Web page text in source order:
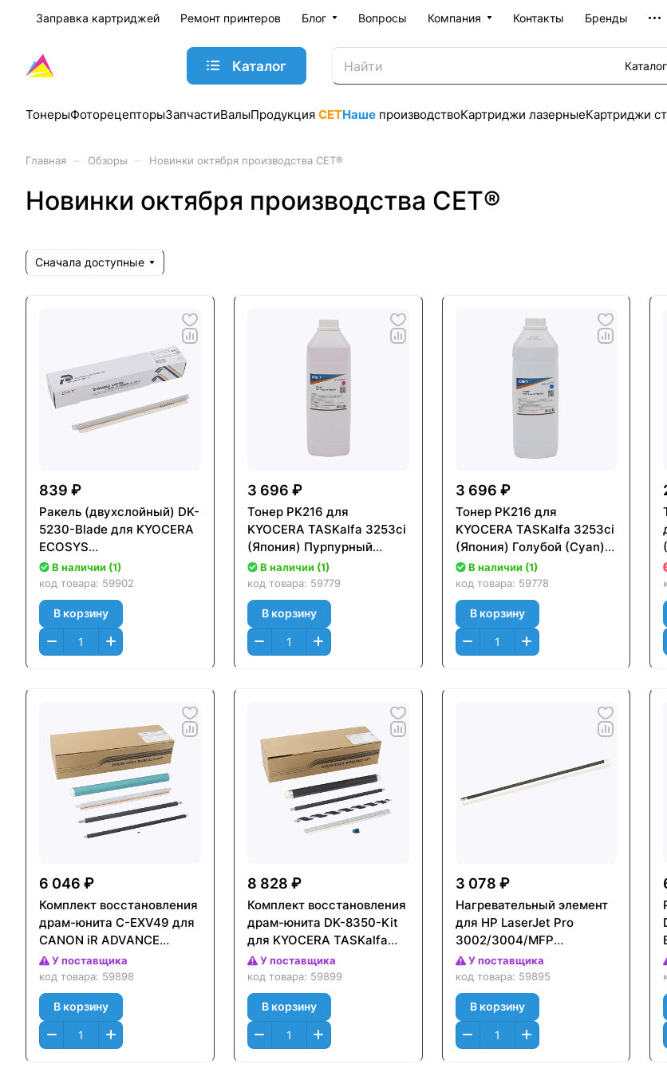
Заправка картриджей Ремонт принтеров Блог Вопросы Компания Контакты Бренды
Каталог
Каталог
ТонерыФоторецепторыЗапчастиВалыПродукция CETНаше производствоКартриджи лазерныеКартриджи
Главная Обзоры Новинки октября производства CET®
Новинки октября производства CET®
Сначала доступные
839 ₽
Ракель (двухслойный) DK-
5230-Blade для KYOCERA
ECOSYS
P5021cdn/P5026cdn
(CET), 120000
стр.,CET281097
В наличии (1)
код товара: 59902
В корзину
3 696 ₽
Тонер PK216 для
KYOCERA TASKalfa 3253ci
(Япония) Пурпурный
(Magenta), 500г/бут,
(унив.), OSP0216M-500
В наличии (1)
код товара: 59779
В корзину
3 696 ₽
Тонер PK216 для
KYOCERA TASKalfa 3253ci
(Япония) Голубой (Cyan),
500г/бут, (унив.),
OSP0216C-500
В наличии (1)
код товара: 59778
В корзину
6 046 ₽
Комплект восстановления
драм-юнита C-EXV49 для
CANON iR ADVANCE
C3325i/3330i/
3320/3320L/3320i (CET),
CET5279U
У поставщика
код товара: 59898
В корзину
8 828 ₽
Комплект восстановления
драм-юнита DK-8350-Kit
для KYOCERA TASKalfa
2552ci/3252ci/
3253ci/2553ci,
CET501016U
У поставщика
код товара: 59899
В корзину
3 078 ₽
Нагревательный элемент
для HP LaserJet Pro
3002/3004/MFP
3102/3104 (CET),
CET291018
У поставщика
код товара: 59895
В корзину